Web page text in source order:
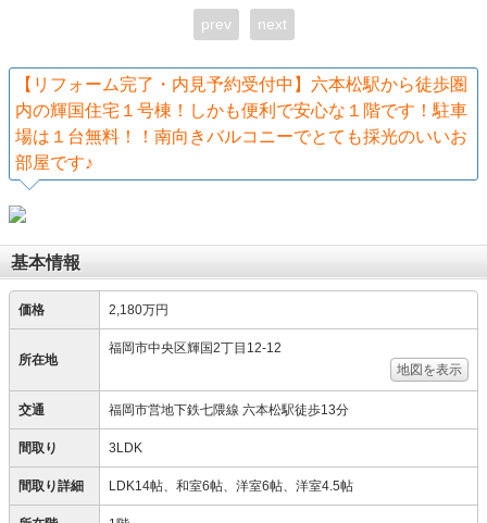
prev next
【リフォーム完了・内見予約受付中】六本松駅から徒歩圏
内の輝国住宅１号棟！しかも便利で安心な１階です！駐車
場は１台無料！！南向きバルコニーでとても採光のいいお
部屋です♪
基本情報
価格 2,180万円
所在地
福岡市中央区輝国2丁目12-12
地図を表示
交通 福岡市営地下鉄七隈線 六本松駅徒歩13分
間取り 3LDK
間取り詳細 LDK14帖、和室6帖、洋室6帖、洋室4.5帖